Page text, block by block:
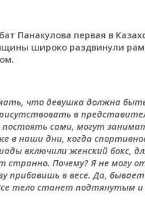
Панакулова первая в
широко раздвинули
что девушка должна
в
постоять сами, могут
в наши дни, когда
включили женский бокс,
странно. Почему? Я не
прибавишь в весе. Да,
тело станет подтянутым